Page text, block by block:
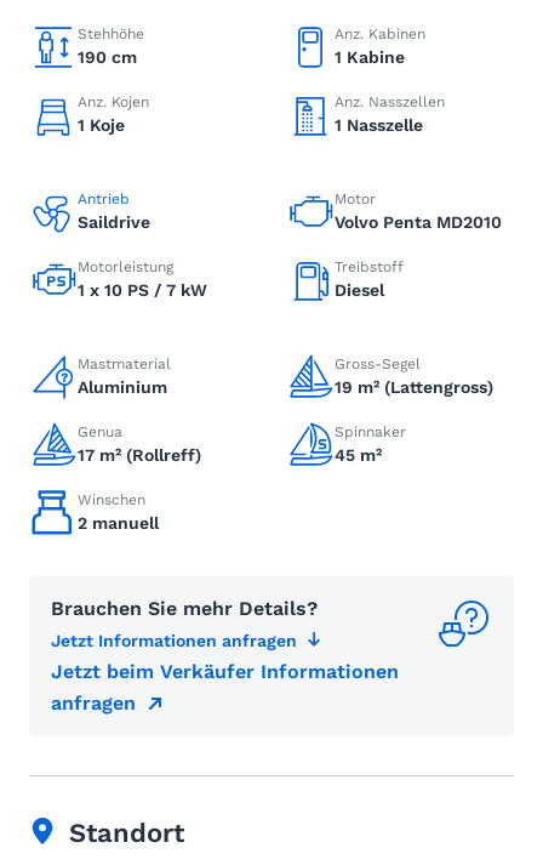
Stehhöhe
190 cm
Anz. Kabinen
1 Kabine
Anz. Kojen
1 Koje
Anz. Nasszellen
1 Nasszelle
Antrieb
Saildrive
Motor
Volvo Penta MD2010
Motorleistung
1 x 10 PS / 7 kW
Treibstoff
Diesel
Mastmaterial
Aluminium
Gross-Segel
19 m² (Lattengross)
Genua
17 m² (Rollreff)
Spinnaker
45 m²
Winschen
2 manuell
Brauchen Sie mehr Details?
Jetzt Informationen anfragen
Jetzt beim Verkäufer Informationen
anfragen
Standort